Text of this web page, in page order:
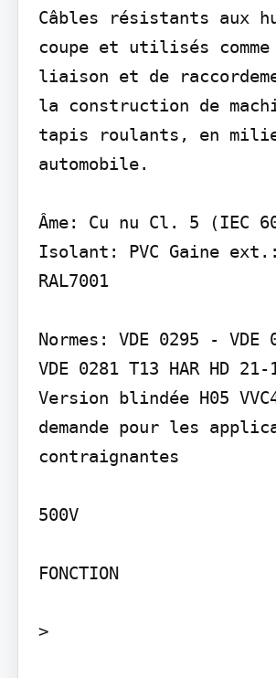
Câbles résistants aux
coupe et utilisés
liaison et de
la construction de
tapis roulants, en
automobile.
Âme: Cu nu Cl. 5 (IEC
Isolant: PVC Gaine
RAL7001
Normes: VDE 0295 - VDE
VDE 0281 T13 HAR HD 21-
Version blindée H05
demande pour les
contraignantes
500V
FONCTION
>